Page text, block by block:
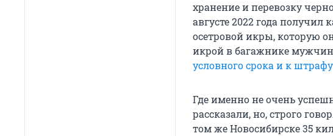
хранение и перевозку
августе 2022 года
осетровой икры, которую
икрой в багажнике
условного срока и к
Где именно не очень
рассказали, но, строго
том же Новосибирске 35